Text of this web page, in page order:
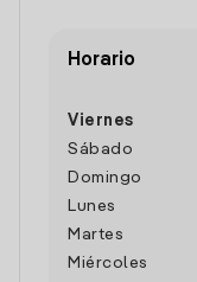
Horario
Viernes
Sábado
Domingo
Lunes
Martes
Miércoles